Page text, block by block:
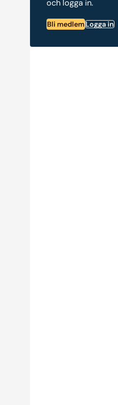
och logga in.
Bli medlemLogga in